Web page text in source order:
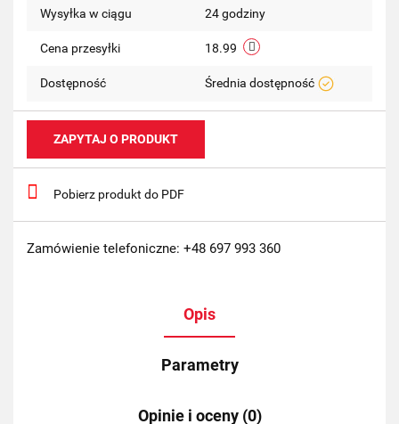
Wysyłka w ciągu 24 godziny
Cena przesyłki 18.99
Dostępność Średnia dostępność
ZAPYTAJ O PRODUKT
Pobierz produkt do PDF
Zamówienie telefoniczne: +48 697 993 360
Opis
Parametry
Opinie i oceny (0)